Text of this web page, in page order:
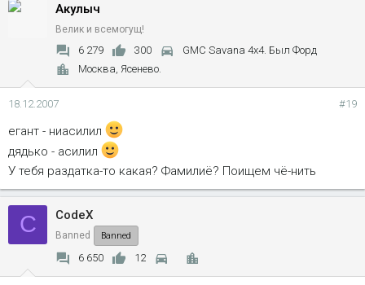
Акулыч
Велик и всемогущ!
6 279 300
GMC Savana 4x4. Был Форд
Москва, Ясенево.
18.12.2007 #19
егант - ниасилил
дядько - асилил
У тебя раздатка-то какая? Фамилиё? Поищем чё-нить
C CodeX
Banned Banned
6 650 12